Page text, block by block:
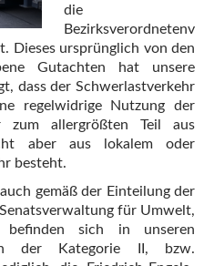
die
Bezirksverordnetenv
Dieses ursprünglich von den
Gutachten hat unsere
dass der Schwerlastverkehr
regelwidrige Nutzung der
zum allergrößten Teil aus
aber aus lokalem oder
besteht.
gemäß der Einteilung der
für Umwelt,
befinden sich in unseren
der Kategorie II, bzw.